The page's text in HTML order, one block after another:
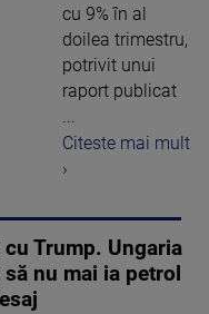
cu 9% în al
doilea trimestru,
potrivit unui
raport publicat
Citeste mai mult
›
Trump. Ungaria
nu mai ia petrol